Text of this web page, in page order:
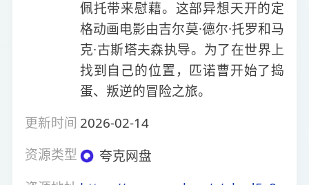
佩托带来慰藉。这部异想天开的定
格动画电影由吉尔莫·德尔·托罗和马
克·古斯塔夫森执导。为了在世界上
找到自己的位置，匹诺曹开始了捣
蛋、叛逆的冒险之旅。
更新时间 2026-02-14
资源类型
夸克网盘